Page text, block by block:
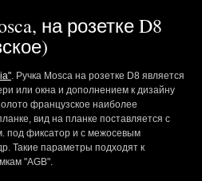
на розетке D8
. Ручка Mosca на розетке D8 является
или окна и дополнением к дизайну
французское наиболее
вид на планке поставляется с
под фиксатор и с межосевым
Такие параметры подходят к
"AGB".